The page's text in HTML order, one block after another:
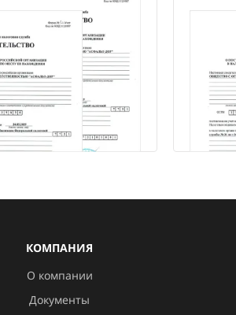
КОМПАНИЯ
О компании
Документы